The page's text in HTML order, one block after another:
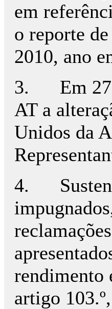
em
o reporte
2010, ano
3. Em 27
AT a
Unidos da
4.
rendimento
artigo